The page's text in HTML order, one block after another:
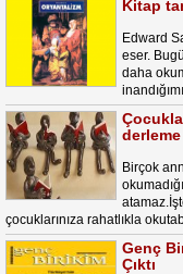
Kitap
Edward
eser.
daha
derleme
Birçok
çocuklarınıza rahatlıkla
Genç
Çıktı